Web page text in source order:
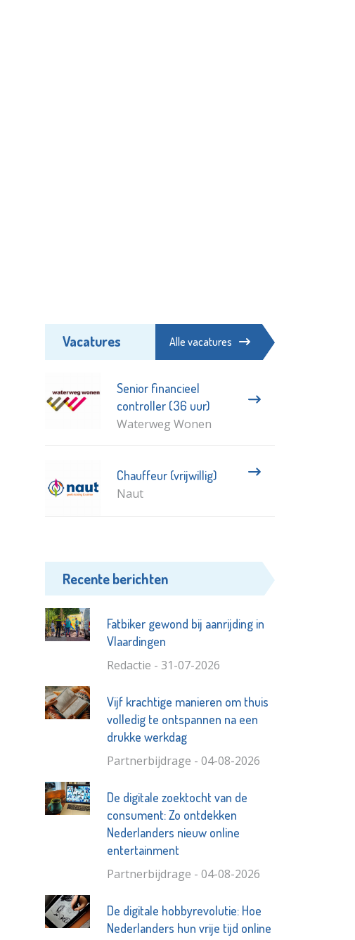
Vacatures Alle vacatures
Senior financieel
controller (36 uur)
Waterweg Wonen
Chauffeur (vrijwillig)
Naut
Recente berichten
Fatbiker gewond bij aanrijding in
Vlaardingen
Redactie - 31-07-2026
Vijf krachtige manieren om thuis
volledig te ontspannen na een
drukke werkdag
Partnerbijdrage - 04-08-2026
De digitale zoektocht van de
consument: Zo ontdekken
Nederlanders nieuw online
entertainment
Partnerbijdrage - 04-08-2026
De digitale hobbyrevolutie: Hoe
Nederlanders hun vrije tijd online